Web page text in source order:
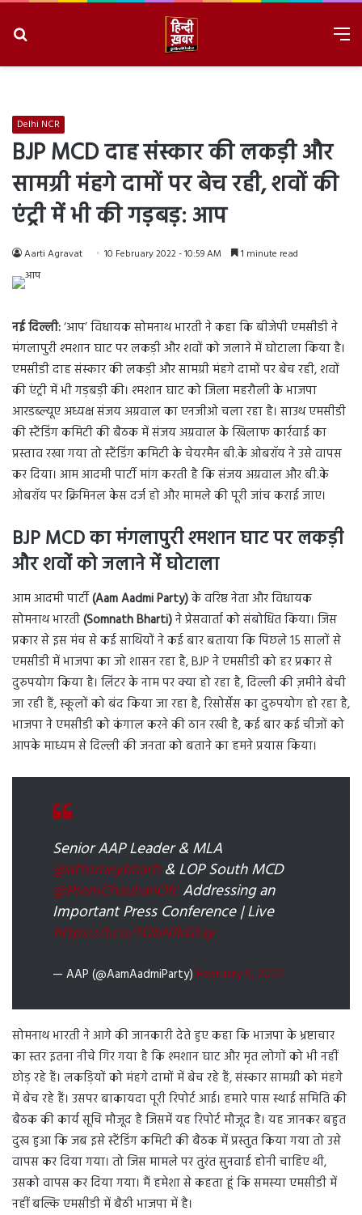
Delhi NCR
BJP MCD दाह संस्कार की लकड़ी और
सामग्री मंहगे दामों पर बेच रही, शवों की
एंट्री में भी की गड़बड़: आप
Aarti Agravat 10 February 2022 - 10:59 AM 1 minute read
नई दिल्ली:‘आप’ विधायक सोमनाथ भारती ने कहा कि बीजेपी एमसीडी ने
मंगलापुरी श्मशान घाट पर लकड़ी और शवों को जलाने में घोटाला किया है।
एमसीडी दाह संस्कार की लकड़ी और सामग्री मंहगे दामों पर बेच रही, शवों
की एंट्री में भी गड़बड़ी की। श्मशान घाट को जिला महरौली के भाजपा
आरडब्ल्यूए अध्यक्ष संजय अग्रवाल का एनजीओ चला रहा है। साउथ एमसीडी
की स्टैंडिंग कमिटी की बैठक में संजय अग्रवाल के खिलाफ कार्रवाई का
प्रस्ताव रखा गया तो स्टैंडिंग कमिटी के चेयरमैन बी.के ओबरॉय ने उसे वापस
कर दिया। आम आदमी पार्टी मांग करती है कि संजय अग्रवाल और बी.के
ओबरॉय पर क्रिमिनल केस दर्ज हो और मामले की पूरी जांच कराई जाए।
BJP MCD का मंगलापुरी श्मशान घाट पर लकड़ी
और शवों को जलाने में घोटाला
आम आदमी पार्टी(Aam Aadmi Party)के वरिष्ठ नेता और विधायक
सोमनाथ भारती(Somnath Bharti)ने प्रेसवार्ता को संबोधित किया। जिस
प्रकार से इस मंच से कई साथियों ने कई बार बताया कि पिछले 15 सालों से
एमसीडी में भाजपा का जो शासन रहा है, BJP ने एमसीडी को हर प्रकार से
दुरुपयोग किया है। लिंटर के नाम पर क्या हो रहा है, दिल्ली की ज़मीने बेची
जा रही हैं, स्कूलों को बंद किया जा रहा है, रिसोर्सेस का दुरुपयोग हो रहा है,
भाजपा ने एमसीडी को कंगाल करने की ठान रखी है, कई बार कई चीजों को
आपके माध्यम से दिल्ली की जनता को बताने का हमने प्रयास किया।
Senior AAP Leader & MLA
@attorneybharti& LOP South MCD
@PremChauhanOfcAddressing an
Important Press Conference | Live
https://t.co/TObNfkGtay
— AAP (@AamAadmiParty) February 9, 2022
सोमनाथ भारती ने आगे की जानकारी देते हुए कहा कि भाजपा के भ्रष्टाचार
का स्तर इतना नीचे गिर गया है कि श्मशान घाट और मृत लोगों को भी नहीं
छोड़ रहे हैं। लकड़ियों को मंहगे दामों में बेच रहे हैं, संस्कार सामग्री को मंहगे
में बेच रहे हैं। उसपर बाकायदा पूरी रिपोर्ट आई। हमारे पास स्थाई समिति की
बैठक की कार्य सूचि मौजूद है जिसमें यह रिपोर्ट मौजूद है। यह जानकर बहुत
दुख हुआ कि जब इसे स्टैंडिंग कमिटी की बैठक में प्रस्तुत किया गया तो उसे
वापस कर दिया गया। तो जिस मामले पर तुरंत सुनवाई होनी चाहिए थी,
उसको वापस कर दिया गया। मैं हमेशा से कहता हूं कि समस्या एमसीडी में
नहीं बल्कि एमसीडी में बैठी भाजपा में है।